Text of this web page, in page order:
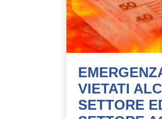
VIETATI
SETTORE